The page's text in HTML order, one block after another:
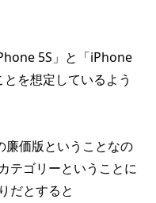
5S」と「iPhone
を想定しているよう
廉価版ということなの
テゴリーということに
だとすると